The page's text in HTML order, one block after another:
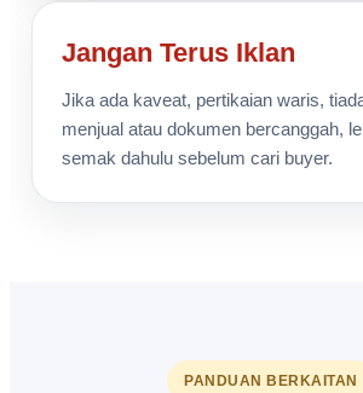
Jangan Terus Iklan
Jika ada kaveat, pertikaian waris,
menjual atau dokumen bercanggah,
semak dahulu sebelum cari buyer.
PANDUAN BERKAITAN